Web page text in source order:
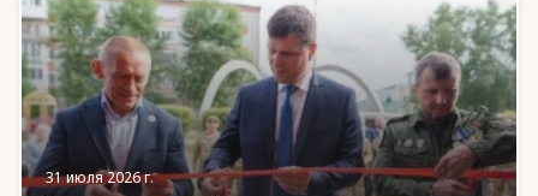
31 июля 2026 г.